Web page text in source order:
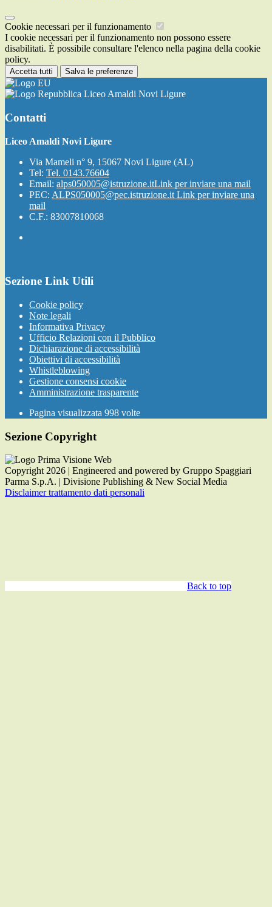
Cookie necessari per il funzionamento
I cookie necessari per il funzionamento non possono essere
disabilitati. È possibile consultare l'elenco nella pagina della cookie
policy.
Accetta tutti Salva le preferenze
Liceo Amaldi Novi Ligure
Contatti
Liceo Amaldi Novi Ligure
Via Mameli n° 9, 15067 Novi Ligure (AL)
Tel: Tel. 0143.76604
Email: alps050005@istruzione.itLink per inviare una mail
PEC: ALPS050005@pec.istruzione.it Link per inviare una
mail
C.F.: 83007810068
Sezione Link Utili
Cookie policy
Note legali
Informativa Privacy
Ufficio Relazioni con il Pubblico
Dichiarazione di accessibilità
Obiettivi di accessibilità
Whistleblowing
Gestione consensi cookie
Amministrazione trasparente
Pagina visualizzata 998 volte
Sezione Copyright
Copyright 2026 | Engineered and powered by Gruppo Spaggiari
Parma S.p.A. | Divisione Publishing & New Social Media
Disclaimer trattamento dati personali
Back to top